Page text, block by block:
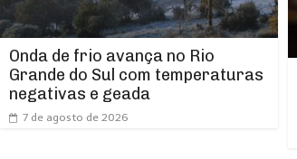
Onda de frio avança no Rio
Grande do Sul com temperaturas
negativas e geada
7 de agosto de 2026